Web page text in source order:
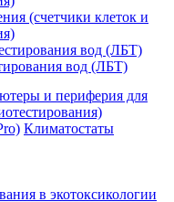
(счетчики клеток и
вод (ЛБТ)
и периферия для
Климатостаты